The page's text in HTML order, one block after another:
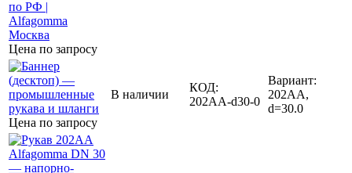
Цена по запросу
Цена по запросу
В наличии
КОД:
202AA-d30-0
Вариант:
202AA,
d=30.0